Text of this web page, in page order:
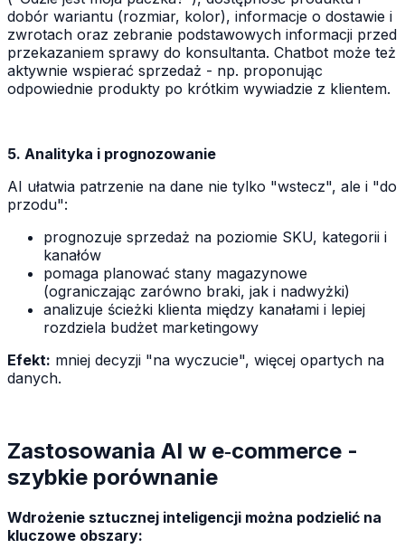
dobór wariantu (rozmiar, kolor), informacje o dostawie i
zwrotach oraz zebranie podstawowych informacji przed
przekazaniem sprawy do konsultanta. Chatbot może też
aktywnie wspierać sprzedaż - np. proponując
odpowiednie produkty po krótkim wywiadzie z klientem.
5. Analityka i prognozowanie
AI ułatwia patrzenie na dane nie tylko "wstecz", ale i "do
przodu":
prognozuje sprzedaż na poziomie SKU, kategorii i
kanałów
pomaga planować stany magazynowe
(ograniczając zarówno braki, jak i nadwyżki)
analizuje ścieżki klienta między kanałami i lepiej
rozdziela budżet marketingowy
Efekt: mniej decyzji "na wyczucie", więcej opartych na
danych.
Zastosowania AI w e‑commerce -
szybkie porównanie
Wdrożenie sztucznej inteligencji można podzielić na
kluczowe obszary: